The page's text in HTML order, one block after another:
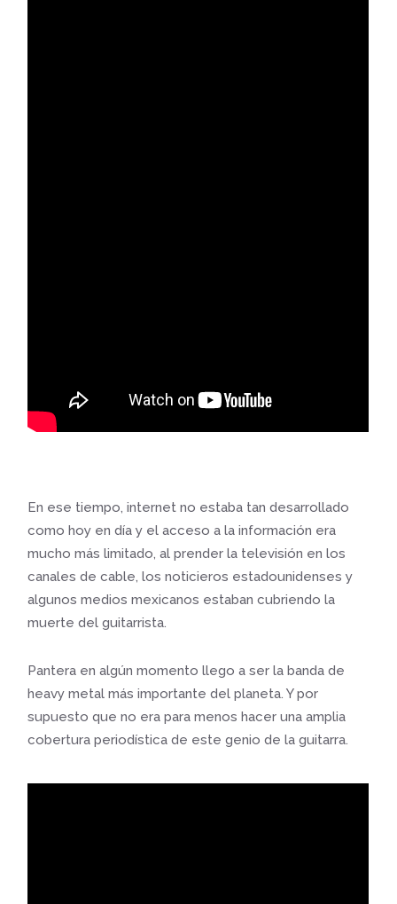
En ese tiempo, internet no estaba tan desarrollado
como hoy en día y el acceso a la información era
mucho más limitado, al prender la televisión en los
canales de cable, los noticieros estadounidenses y
algunos medios mexicanos estaban cubriendo la
muerte del guitarrista.
Pantera en algún momento llego a ser la banda de
heavy metal más importante del planeta. Y por
supuesto que no era para menos hacer una amplia
cobertura periodística de este genio de la guitarra.